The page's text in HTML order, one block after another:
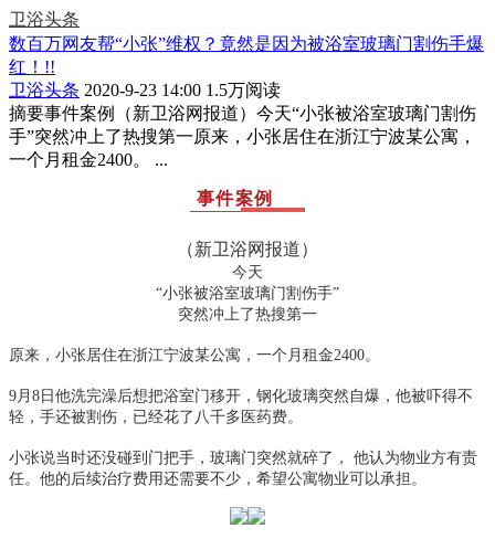
卫浴头条
数百万网友帮“小张”维权？竟然是因为被浴室玻璃门割伤手爆
红！!!
卫浴头条 2020-9-23 14:00 1.5万阅读
摘要事件案例（新卫浴网报道）今天“小张被浴室玻璃门割伤
手”突然冲上了热搜第一原来，小张居住在浙江宁波某公寓，
一个月租金2400。 ...
事件案例
（新卫浴网报道）
今天
“小张被浴室玻璃门割伤手”
突然冲上了热搜第一
原来，小张居住在浙江宁波某公寓，一个月租金2400。
9月8日他洗完澡后想把浴室门移开，钢化玻璃突然自爆，他被吓得不
轻，手还被割伤，已经花了八千多医药费。
小张说当时还没碰到门把手，玻璃门突然就碎了， 他认为物业方有责
任。他的后续治疗费用还需要不少，希望公寓物业可以承担。